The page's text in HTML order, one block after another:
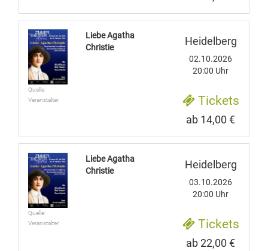
Quelle:
Veranstalter
Liebe Agatha
Christie
Heidelberg
02.10.2026
20:00 Uhr
Tickets
ab 14,00 €
Quelle:
Veranstalter
Liebe Agatha
Christie
Heidelberg
03.10.2026
20:00 Uhr
Tickets
ab 22,00 €